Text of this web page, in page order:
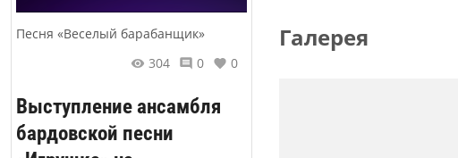
Песня «Веселый барабанщик»
304
0 0
Выступление ансамбля
бардовской песни
Галерея